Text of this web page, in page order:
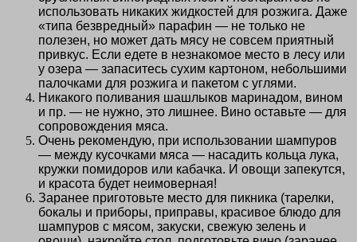
использовать никаких жидкостей для розжига. Даже
«типа безвредный» парафин — не только не
полезен, но может дать мясу не совсем приятный
привкус. Если едете в незнакомое место в лесу или
у озера — запаситесь сухим картоном, небольшими
палочками для розжига и пакетом с углями.
Никакого поливания шашлыков маринадом, вином
и пр. — не нужно, это лишнее. Вино оставьте — для
сопровождения мяса.
Очень рекомендую, при использовании шампуров
— между кусочками мяса — насадить кольца лука,
кружки помидоров или кабачка. И овощи запекутся,
и красота будет неимоверная!
Заранее приготовьте место для пикника (тарелки,
бокалы и приборы, приправы, красивое блюдо для
шампуров с мясом, закуски, свежую зелень и